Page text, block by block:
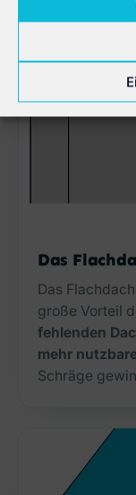
Das
Das
große Vorteil
fehlenden
mehr
Schräge